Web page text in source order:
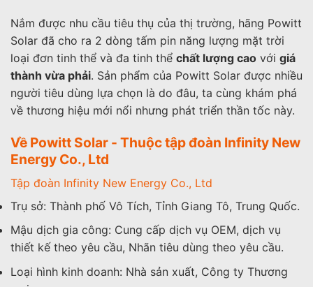
Nắm được nhu cầu tiêu thụ của thị trường, hãng Powitt
Solar đã cho ra 2 dòng tấm pin năng lượng mặt trời
loại đơn tinh thể và đa tinh thể chất lượng cao với giá
thành vừa phải. Sản phẩm của Powitt Solar được nhiều
người tiêu dùng lựa chọn là do đâu, ta cùng khám phá
về thương hiệu mới nổi nhưng phát triển thần tốc này.
Về Powitt Solar - Thuộc tập đoàn Infinity New
Energy Co., Ltd
Tập đoàn Infinity New Energy Co., Ltd
Trụ sở: Thành phố Vô Tích, Tỉnh Giang Tô, Trung Quốc.
Mậu dịch gia công: Cung cấp dịch vụ OEM, dịch vụ
thiết kế theo yêu cầu, Nhãn tiêu dùng theo yêu cầu.
Loại hình kinh doanh: Nhà sản xuất, Công ty Thương